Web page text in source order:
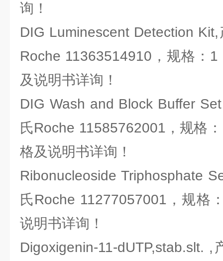
询！
DIG Luminescent Detection
Roche 11363514910，规格：
及说明书详询！
DIG Wash and Block Buffer
氏Roche 11585762001，规格
格及说明书详询！
Ribonucleoside Triphosphate
氏Roche 11277057001，规格
说明书详询！
Digoxigenin-11-dUTP,stab.slt.